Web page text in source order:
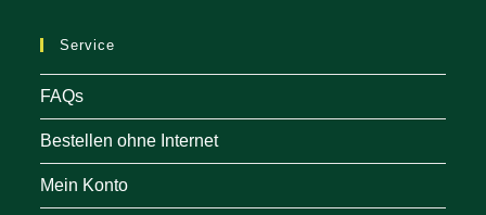
Service
FAQs
Bestellen ohne Internet
Mein Konto